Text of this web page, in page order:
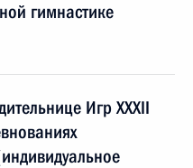
гимнастике
Игр XXXII